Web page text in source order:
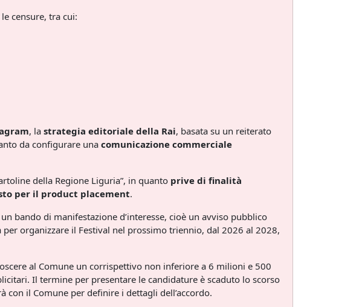
censure, tra cui:
, la strategia editoriale della Rai, basata su un reiterato
da configurare una comunicazione commerciale
della Regione Liguria”, in quanto prive di finalità
per il product placement.
bando di manifestazione d’interesse, cioè un avviso pubblico
organizzare il Festival nel prossimo triennio, dal 2026 al 2028,
al Comune un corrispettivo non inferiore a 6 milioni e 500
Il termine per presentare le candidature è scaduto lo scorso
con il Comune per definire i dettagli dell’accordo.